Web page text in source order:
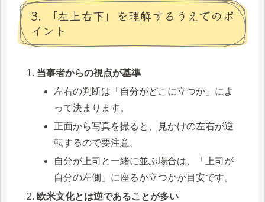
3. 「左上右下」を理解するうえでのポ
イント
当事者からの視点が基準
左右の判断は「自分がどこに立つか」によ
って決まります。
正面から写真を撮ると、見かけの左右が逆
転するので要注意。
自分が上司と一緒に並ぶ場合は、「上司が
自分の左側」に座るか立つかが目安です。
欧米文化とは逆であることが多い